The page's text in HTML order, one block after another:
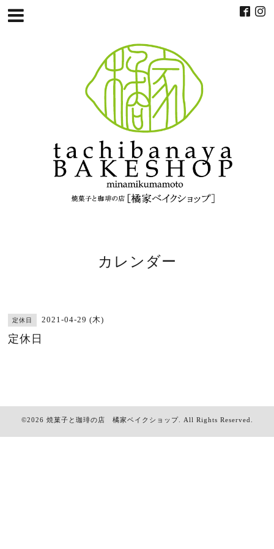
カレンダー
定休日 2021-04-29 (木)
定休日
©2026 焼菓子と珈琲の店 橘家ベイクショップ. All Rights Reserved.